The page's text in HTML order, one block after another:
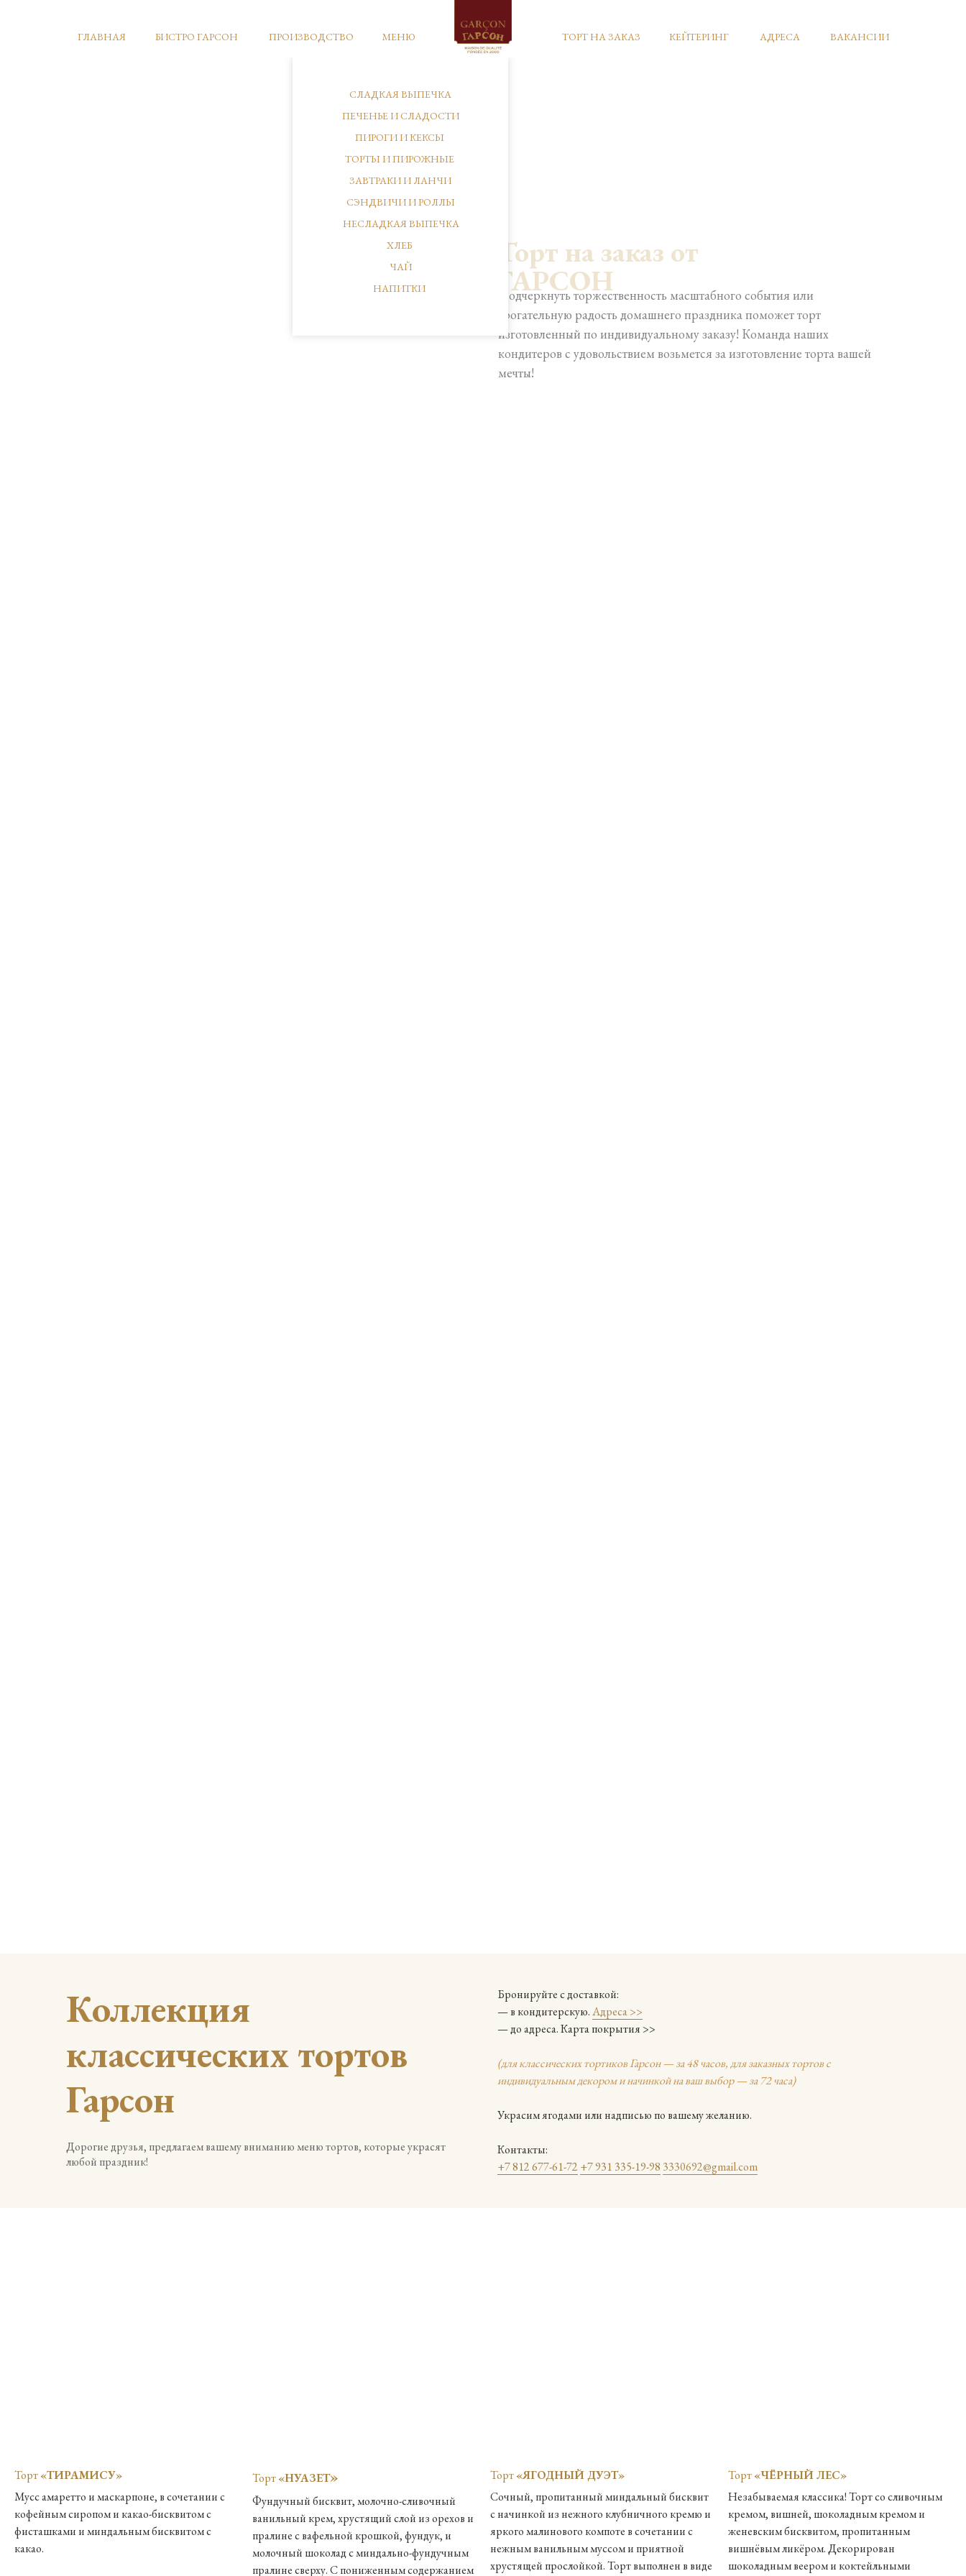
ВАКАНСИИ
АДРЕСА
КЕЙТЕРИНГ
ТОРТ НА ЗАКАЗ
МЕНЮ
ПРОИЗВОДСТВО
БИСТРО ГАРСОН
ГЛАВНАЯ
НАПИТКИ
ЧАЙ
ХЛЕБ
НЕСЛАДКАЯ ВЫПЕЧКА
СЭНДВИЧИ И РОЛЛЫ
ЗАВТРАКИ И ЛАНЧИ
ТОРТЫ И ПИРОЖНЫЕ
ПИРОГИ И КЕКСЫ
ПЕЧЕНЬЕ И СЛАДОСТИ
СЛАДКАЯ ВЫПЕЧКА
Торт на заказ от
ГАРСОН
Подчеркнуть торжественность масштабного события или
трогательную радость домашнего праздника поможет торт
изготовленный по индивидуальному заказу! Команда наших
кондитеров с удовольствием возьмется за изготовление торта вашей
мечты!
Коллекция
классических тортов
Гарсон
Дорогие друзья, предлагаем вашему вниманию меню тортов, которые украсят
любой праздник!
Бронируйте с доставкой:
— в кондитерскую.Адреса >>
— до адреса.Карта покрытия >>
(для классических тортиков Гарсон — за 48 часов, для заказных тортов с
индивидуальным декором и начинкой на ваш выбор — за 72 часа)
Украсим ягодами или надписью по вашему желанию.
Контакты:
+7 812 677-61-72 +7 931 335-19-98 3330692@gmail.com
Торт«ТИРАМИСУ»
Мусс амаретто и маскарпоне, в сочетании с
кофейным сиропом и какао-бисквитом с
фисташками и миндальным бисквитом с
какао.​
Торт«НУАЗЕТ»
Фундучный бисквит, молочно-сливочный
ванильный крем, хрустящий слой из орехов и
пралине с вафельной крошкой, фундук, и
молочный шоколад с миндально-фундучным
пралине сверху. С пониженным содержанием
Торт«ЯГОДНЫЙ ДУЭТ»
Сочный, пропитанный миндальный бисквит
с начинкой из нежного клубничного кремю и
яркого малинового компоте в сочетании с
нежным ванильным муссом и приятной
хрустящей прослойкой. Торт выполнен в виде
Торт«ЧЁРНЫЙ ЛЕС»
Незабываемая классика! Торт со сливочным
кремом, вишней, шоколадным кремом и
женевским бисквитом, пропитанным
вишнёвым ликёром. Декорирован
шоколадным веером и коктейльными